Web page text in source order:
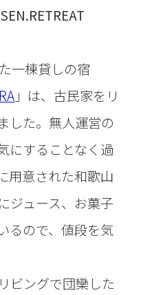
一棟貸しの宿
」は、古民家をリ
した。無人運営の
にすることなく過
用意された和歌山
ジュース、お菓子
るので、値段を気
ビングで団欒した